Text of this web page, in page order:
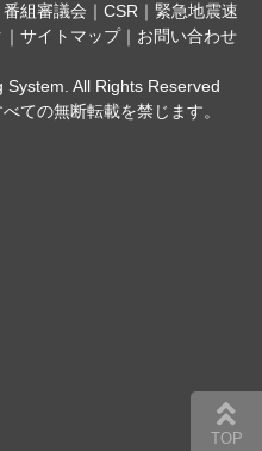
番組審議会 ｜ CSR｜ 緊急地震速
｜ サイトマップ｜ お問い合わせ
All Rights Reserved
ての無断転載を禁じます。